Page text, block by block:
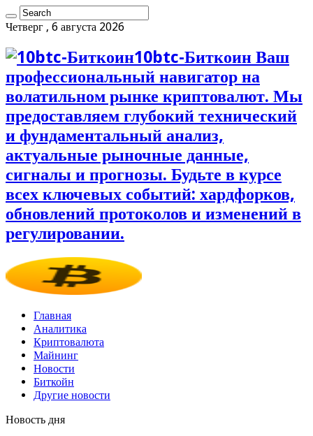
Четверг , 6 августа 2026
10btc-Биткоин Ваш
профессиональный навигатор на
волатильном рынке криптовалют. Мы
предоставляем глубокий технический
и фундаментальный анализ,
актуальные рыночные данные,
сигналы и прогнозы. Будьте в курсе
всех ключевых событий: хардфорков,
обновлений протоколов и изменений в
регулировании.
Главная
Аналитика
Криптовалюта
Майнинг
Новости
Биткойн
Другие новости
Новость дня